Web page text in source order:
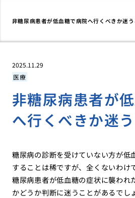
非糖尿病患者が低血糖で病院へ行くべきか迷う
2025.11.29
医療
非糖尿病患者が
へ行くべきか迷
糖尿病の診断を受けていない方が低
することは稀ですが、全くないわけ
糖尿病患者が低血糖の症状に襲われ
かどうか判断に迷うことがあるでし